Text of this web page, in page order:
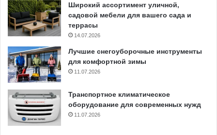
Широкий ассортимент уличной,
садовой мебели для вашего сада и
террасы
14.07.2026
Лучшие снегоуборочные инструменты
для комфортной зимы
11.07.2026
Транспортное климатическое
оборудование для современных нужд
11.07.2026